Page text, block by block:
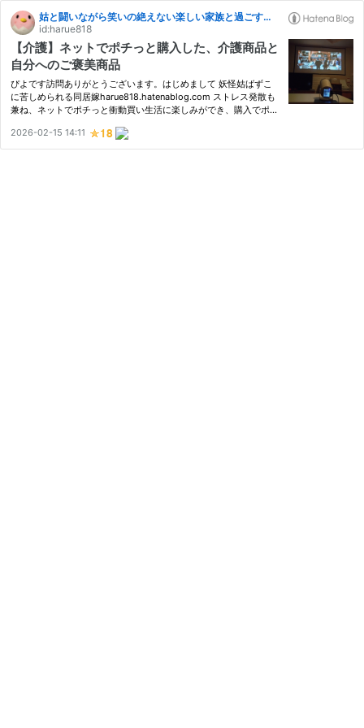
姑と闘いながら笑いの絶えない楽しい家族と過ごす日々
id:harue818
【介護】ネットでポチっと購入した、介護商品と
自分へのご褒美商品
ぴよです訪問ありがとうございます。はじめまして 妖怪姑ばずこ
に苦しめられる同居嫁harue818.hatenablog.com ストレス発散も
兼ね、ネットでポチっと衝動買い生活に楽しみができ、購入でポイ
は、介護を兼ねた商品と、自分へのご褒美商品を紹介しますキャン
ペー…
2026-02-15 14:11